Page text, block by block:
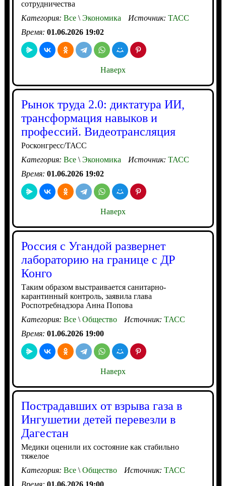
сотрудничества
Категория: Все\Экономика Источник: ТАСС
Время: 01.06.2026 19:02
Наверх
Рынок труда 2.0: диктатура ИИ,
трансформация навыков и
профессий. Видеотрансляция
Росконгресс/ТАСС
Категория: Все\Экономика Источник: ТАСС
Время: 01.06.2026 19:02
Наверх
Россия с Угандой развернет
лабораторию на границе с ДР
Конго
Таким образом выстраивается санитарно-
карантинный контроль, заявила глава
Роспотребнадзора Анна Попова
Категория: Все\Общество Источник: ТАСС
Время: 01.06.2026 19:00
Наверх
Пострадавших от взрыва газа в
Ингушетии детей перевезли в
Дагестан
Медики оценили их состояние как стабильно
тяжелое
Категория: Все\Общество Источник: ТАСС
Время: 01.06.2026 19:00